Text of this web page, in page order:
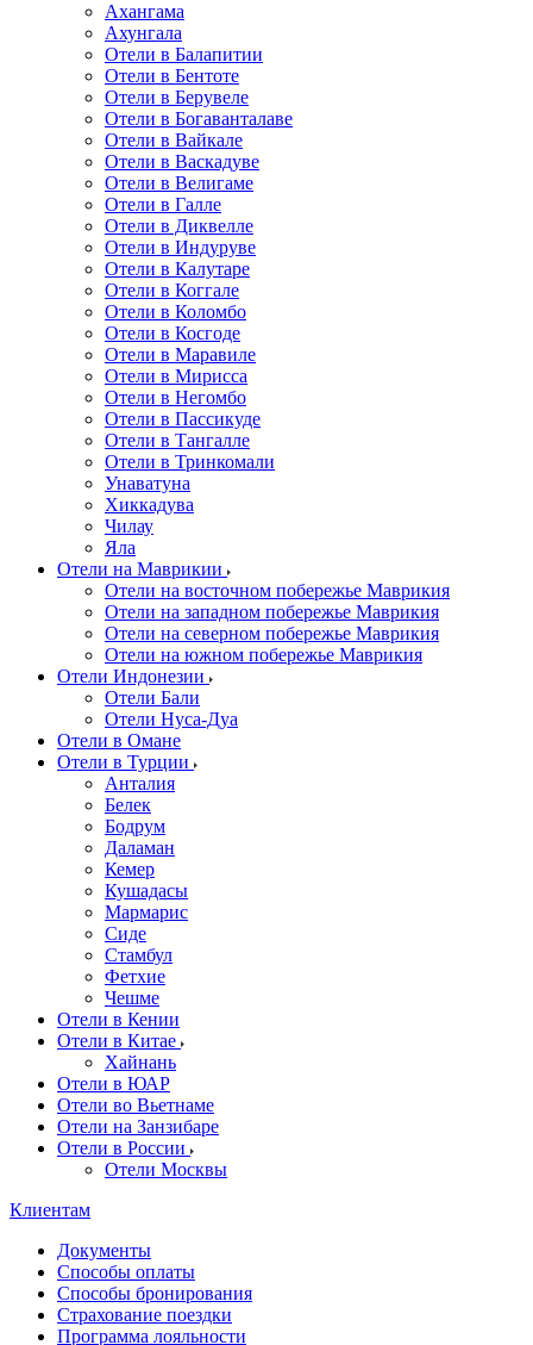
Ахангама
Ахунгала
Отели в Балапитии
Отели в Бентоте
Отели в Берувеле
Отели в Богаванталаве
Отели в Вайкале
Отели в Васкадуве
Отели в Велигаме
Отели в Галле
Отели в Диквелле
Отели в Индуруве
Отели в Калутаре
Отели в Коггале
Отели в Коломбо
Отели в Косгоде
Отели в Маравиле
Отели в Мирисса
Отели в Негомбо
Отели в Пассикуде
Отели в Тангалле
Отели в Тринкомали
Унаватуна
Хиккадува
Чилау
Яла
Отели на Маврикии
Отели на восточном побережье Маврикия
Отели на западном побережье Маврикия
Отели на северном побережье Маврикия
Отели на южном побережье Маврикия
Отели Индонезии
Отели Бали
Отели Нуса-Дуа
Отели в Омане
Отели в Турции
Анталия
Белек
Бодрум
Даламан
Кемер
Кушадасы
Мармарис
Сиде
Стамбул
Фетхие
Чешме
Отели в Кении
Отели в Китае
Хайнань
Отели в ЮАР
Отели во Вьетнаме
Отели на Занзибаре
Отели в России
Отели Москвы
Клиентам
Документы
Способы оплаты
Способы бронирования
Страхование поездки
Программа лояльности